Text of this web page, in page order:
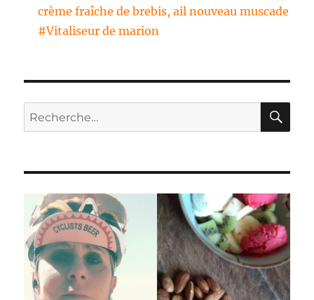
crème fraîche de brebis, ail nouveau muscade
#Vitaliseur de marion
Recherche
pour :